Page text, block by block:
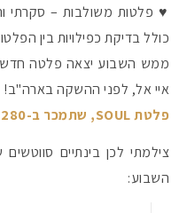
♥ פלטות משולבות – סקרתי
כולל בדיקת כפילויות בין
ממש השבוע יצאה פלטה
איי אל, לפני ההשקה בארה"ב!
פלטת SOUL, שתמכר ב-280 ש"ח במקום 350 ש"ח.
צילמתי לכן בינתיים
השבוע: